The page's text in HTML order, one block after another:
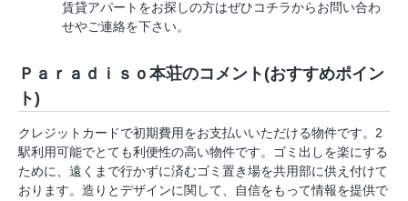
賃貸アパートをお探しの方はぜひコチラからお問い合わ
せやご連絡を下さい。
Ｐａｒａｄｉｓｏ本荘のコメント(おすすめポイン
ト)
クレジットカードで初期費用をお支払いいただける物件です。2
駅利用可能でとても利便性の高い物件です。ゴミ出しを楽にする
ために、遠くまで行かずに済むゴミ置き場を共用部に供え付けて
おります。造りとデザインに関して、自信をもって情報を提供で